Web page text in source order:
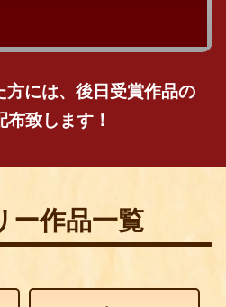
方には、後日受賞作品の
致します！
ー作品一覧